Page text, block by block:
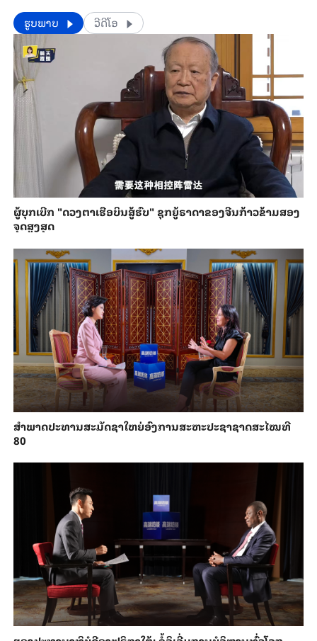
​​ຮູບພາບ ວີດີໂອ
ຜູ້ບຸກເບີກ "ດວງຕາເຮືອບິນສູ້ຮົບ" ຊຸກຍູ້ຣາດາຂອງຈີນກ້າວຂ້າມສອງ
ຈຸດສູງສຸດ
ສຳ​ພາດ​ປະ​ທານສະ​ມັດ​ຊາ​ໃຫຍ່​ອົງ​ການສະ​ຫະ​ປະ​ຊາ​ຊາດສະ​ໄໝ​ທີ
80